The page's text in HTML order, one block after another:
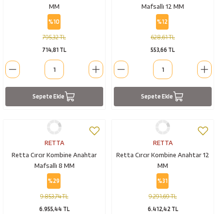
MM
%10
795,32 TL
714,81 TL
Sepete Ekle
Mafsallı 12 MM
%12
628,61 TL
553,66 TL
Sepete Ekle
RETTA
Retta Cırcır Kombine Anahtar
Mafsallı 8 MM
%29
9.853,74 TL
6.955,44 TL
RETTA
Retta Cırcır Kombine Anahtar 12
MM
%31
9.291,69 TL
6.412,42 TL